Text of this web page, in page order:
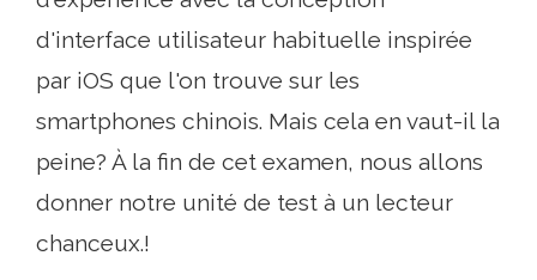
d'interface utilisateur habituelle inspirée
par iOS que l'on trouve sur les
smartphones chinois. Mais cela en vaut-il la
peine? À la fin de cet examen, nous allons
donner notre unité de test à un lecteur
chanceux.!